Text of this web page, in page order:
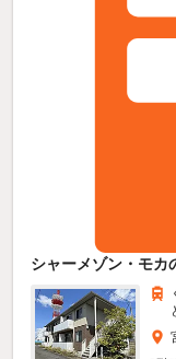
シャーメゾン・モカ